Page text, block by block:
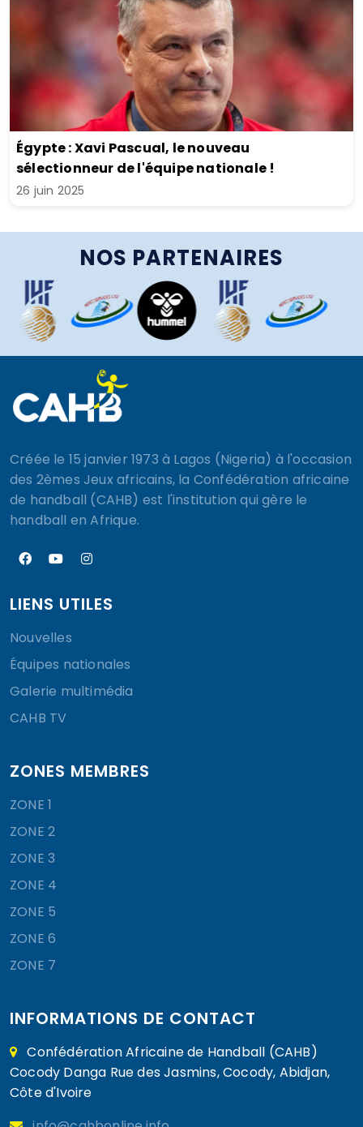
Égypte : Xavi Pascual, le nouveau
sélectionneur de l'équipe nationale !
26 juin 2025
NOS PARTENAIRES
Créée le 15 janvier 1973 à Lagos (Nigeria) à l'occasion
des 2èmes Jeux africains, la Confédération africaine
de handball (CAHB) est l'institution qui gère le
handball en Afrique.
LIENS UTILES
Nouvelles
Équipes nationales
Galerie multimédia
CAHB TV
ZONES MEMBRES
ZONE 1
ZONE 2
ZONE 3
ZONE 4
ZONE 5
ZONE 6
ZONE 7
INFORMATIONS DE CONTACT
Confédération Africaine de Handball (CAHB)
Cocody Danga Rue des Jasmins, Cocody, Abidjan,
Côte d'Ivoire